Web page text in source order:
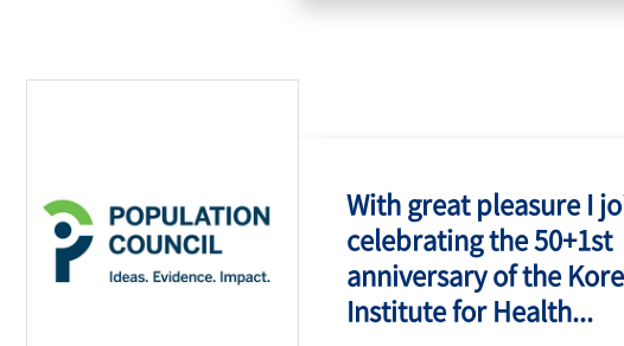
With great pleasure I
celebrating the 50+1st
anniversary of the
Institute for Health...